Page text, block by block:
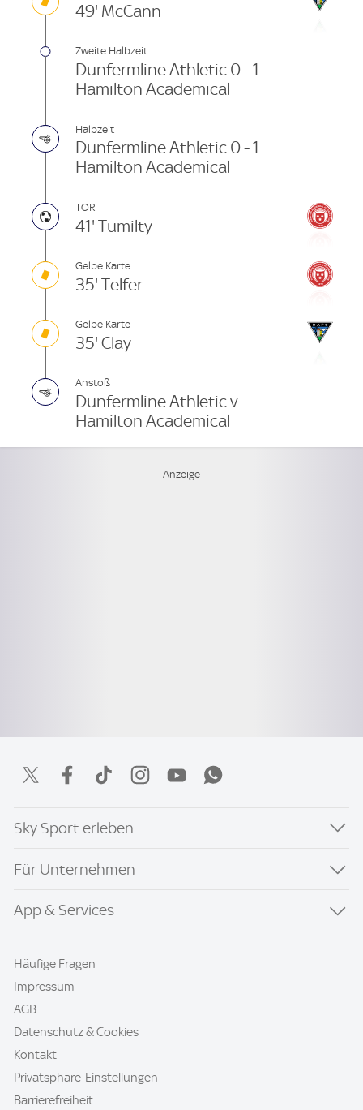
49' McCann
Zweite Halbzeit
Dunfermline Athletic 0 - 1
Hamilton Academical
Halbzeit
Dunfermline Athletic 0 - 1
Hamilton Academical
TOR
41' Tumilty
Gelbe Karte
35' Telfer
Gelbe Karte
35' Clay
Anstoß
Dunfermline Athletic v
Hamilton Academical
Sky Sport erleben
Für Unternehmen
App & Services
Häufige Fragen
Impressum
AGB
Datenschutz & Cookies
Kontakt
Privatsphäre-Einstellungen
Barrierefreiheit